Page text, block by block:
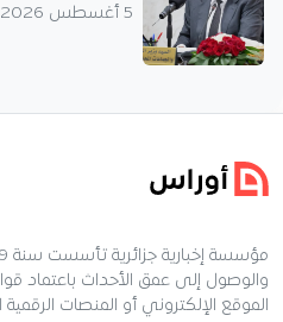
5 أغسطس 2026
والوصول إلى عمق الأحداث باعتماد
الموقع الإلكتروني أو المنصات الرقمية